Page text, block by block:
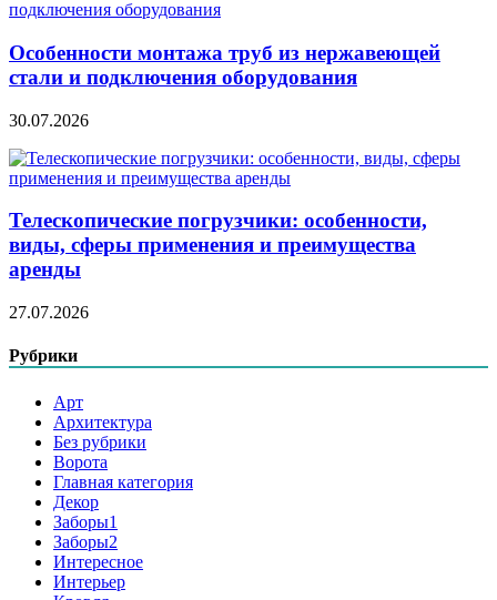
Особенности монтажа труб из нержавеющей
стали и подключения оборудования
30.07.2026
Телескопические погрузчики: особенности,
виды, сферы применения и преимущества
аренды
27.07.2026
Рубрики
Арт
Архитектура
Без рубрики
Ворота
Главная категория
Декор
Заборы1
Заборы2
Интересное
Интерьер